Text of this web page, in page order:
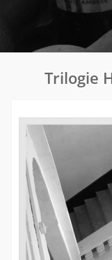
Trilogie